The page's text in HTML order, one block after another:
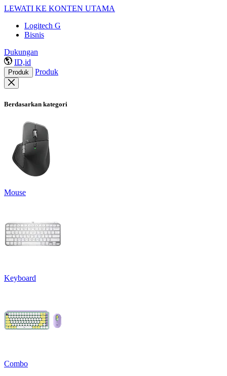
LEWATI KE KONTEN UTAMA
Logitech G
Bisnis
Dukungan
ID,id
Produk Produk
Berdasarkan kategori
Mouse
Keyboard
Combo